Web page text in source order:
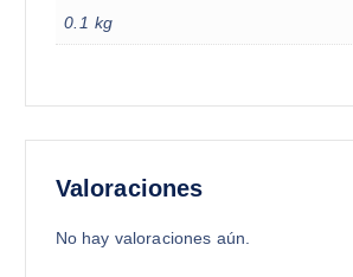
0.1 kg
Valoraciones
No hay valoraciones aún.